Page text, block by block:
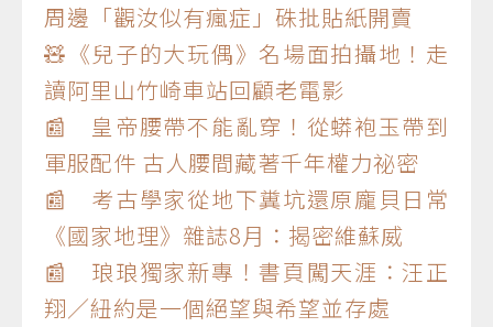
周邊「觀汝似有瘋症」硃批貼紙開賣
🧸《兒子的大玩偶》名場面拍攝地！走
讀阿里山竹崎車站回顧老電影
📰 皇帝腰帶不能亂穿！從蟒袍玉帶到
軍服配件 古人腰間藏著千年權力祕密
📰 考古學家從地下糞坑還原龐貝日常
《國家地理》雜誌8月：揭密維蘇威
📰 琅琅獨家新專！書頁闖天涯：汪正
翔／紐約是一個絕望與希望並存處